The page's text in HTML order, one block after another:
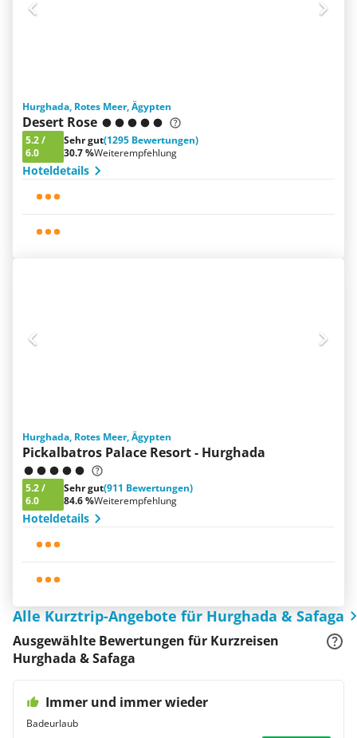
Hurghada, Rotes Meer, Ägypten
Desert Rose
5.2/
6.0
Sehr gut(1295 Bewertungen)
30.7 %Weiterempfehlung
Hoteldetails
Hurghada, Rotes Meer, Ägypten
Pickalbatros Palace Resort - Hurghada
5.2/
6.0
Sehr gut(911 Bewertungen)
84.6 %Weiterempfehlung
Hoteldetails
Alle Kurztrip-Angebote für Hurghada & Safaga
Ausgewählte Bewertungen für Kurzreisen
Hurghada & Safaga
Immer und immer wieder
Badeurlaub